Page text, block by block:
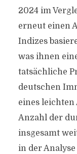
2024 im
erneut einen
Indizes
was ihnen
tatsächliche
deutschen
eines leichten
Anzahl der
insgesamt
in der